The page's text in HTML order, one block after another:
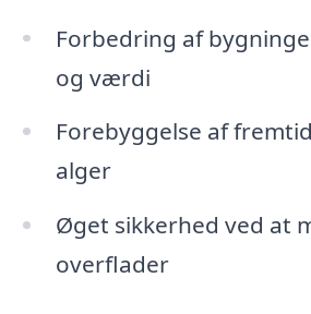
Forbedring af
og værdi
Forebyggelse af
alger
Øget sikkerhed ved at
overflader